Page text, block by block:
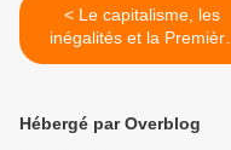
< Le capitalisme, les
inégalités et la Première
Guerre mondiale
Hébergé par Overblog